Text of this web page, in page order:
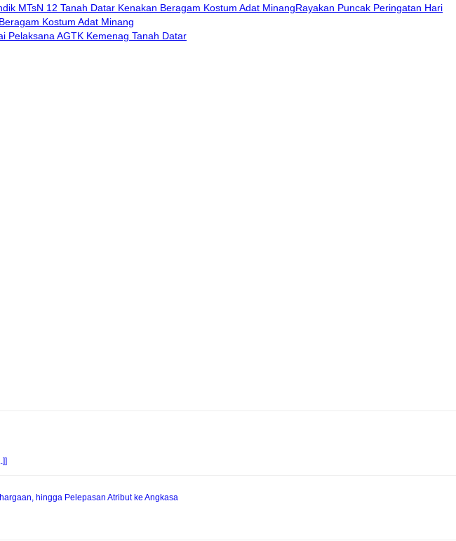
Rayakan Puncak Peringatan Hari
Kostum Adat Minang
Pelaksana AGTK Kemenag Tanah Datar
hingga Pelepasan Atribut ke Angkasa